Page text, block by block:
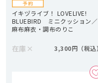
イキヅライブ！ LOVELIVE!
BLUEBIRD ミニクッション／
麻布麻衣・調布のりこ
在庫 × 3,300円